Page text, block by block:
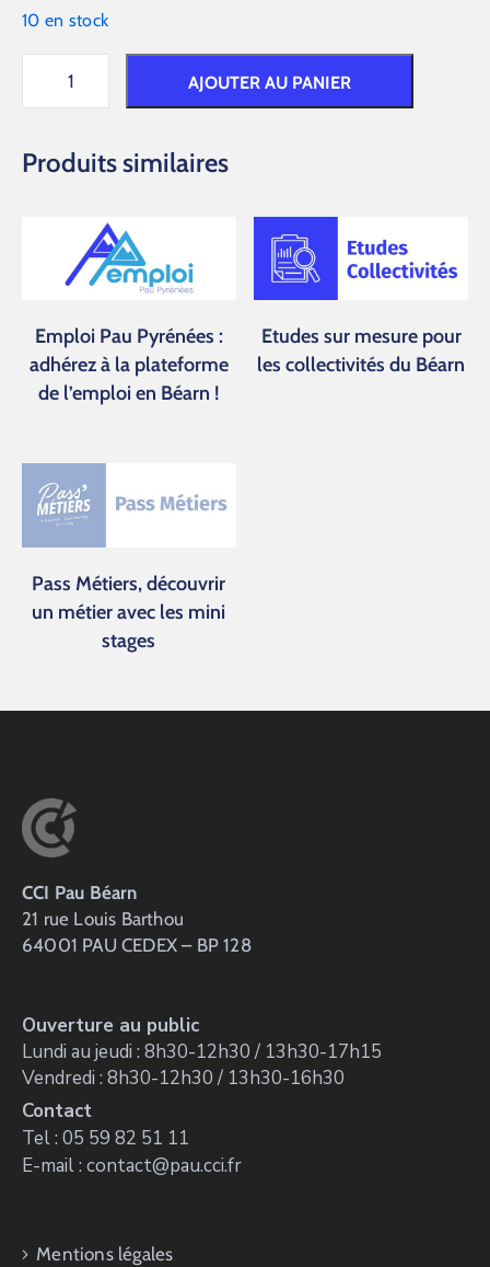
10 en stock
AJOUTER AU PANIER
Produits similaires
Emploi Pau Pyrénées :
adhérez à la plateforme
de l’emploi en Béarn !
Etudes sur mesure pour
les collectivités du Béarn
Pass Métiers, découvrir
un métier avec les mini
stages
CCI Pau Béarn
21 rue Louis Barthou
64001 PAU CEDEX – BP 128
Ouverture au public
Lundi au jeudi : 8h30-12h30 / 13h30-17h15
Vendredi : 8h30-12h30 / 13h30-16h30
Contact
Tel : 05 59 82 51 11
E-mail : contact@pau.cci.fr
Mentions légales